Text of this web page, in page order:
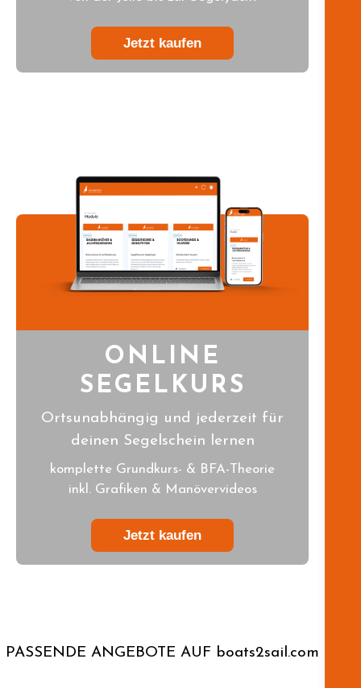
Jetzt kaufen
ONLINE
SEGELKURS
Ortsunabhängig und jederzeit für
deinen Segelschein lernen
komplette Grundkurs- & BFA-Theorie
inkl. Grafiken & Manövervideos
Jetzt kaufen
PASSENDE ANGEBOTE AUF boats2sail.com